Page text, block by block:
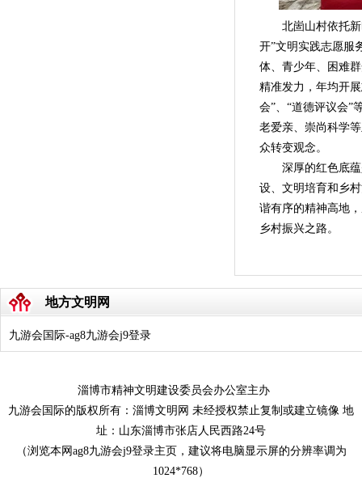
北崮山村依托新
开”文明实践志愿服
体、青少年、困难
精准发力，年均开
会”、“道德评议会”
老爱亲、崇尚科学
众转变观念。
深厚的红色底
设、文明培育和乡
谐有序的精神高地
乡村振兴之路。
地方文明网
九游会国际-ag8九游会j9登录
淄博市精神文明建设委员会办公室主办
九游会国际的版权所有：淄博文明网 未经授权禁止复制或建立镜像 地
址：山东淄博市张店人民西路24号
（浏览本网ag8九游会j9登录主页，建议将电脑显示屏的分辨率调为
1024*768）